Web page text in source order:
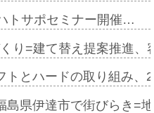
トサポセミナー開催…
り=建て替え提案推進
トとハードの取り組み
島県伊達市で街びらき=